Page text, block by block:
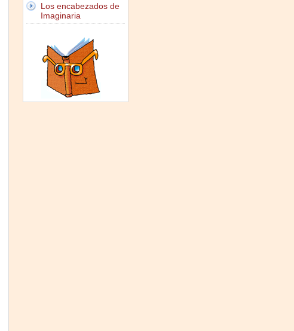
Los encabezados de
Imaginaria